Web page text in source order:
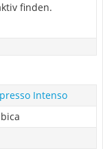
finden.
Intenso